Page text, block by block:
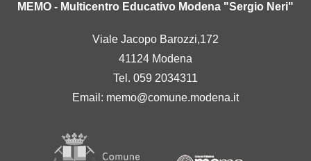
MEMO - Multicentro Educativo Modena "Sergio Neri"
Viale Jacopo Barozzi,172
41124 Modena
Tel. 059 2034311
Email: memo@comune.modena.it